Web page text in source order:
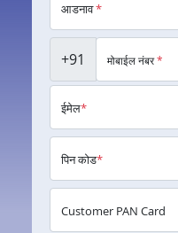
आडनाव*
+91 मोबाईल नंबर*
ईमेल*
पिन कोड*
Customer PAN Card